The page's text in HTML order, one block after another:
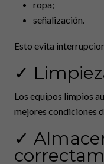
ropa;
señalización.
Esto evita
✓
Los equipos limpios
mejores condiciones
✓